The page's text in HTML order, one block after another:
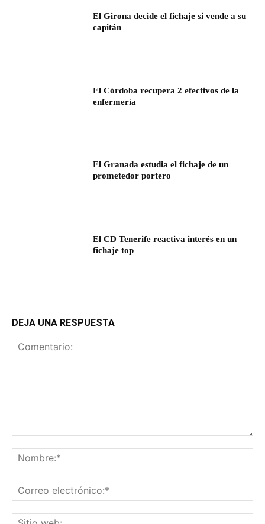
El Girona decide el fichaje si vende a su
capitán
El Córdoba recupera 2 efectivos de la
enfermería
El Granada estudia el fichaje de un
prometedor portero
El CD Tenerife reactiva interés en un
fichaje top
DEJA UNA RESPUESTA